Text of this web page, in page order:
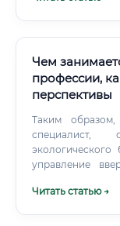
Чем
профессии,
перспективы
Таким
специалист,
управление
обязанностей
Читать статью →